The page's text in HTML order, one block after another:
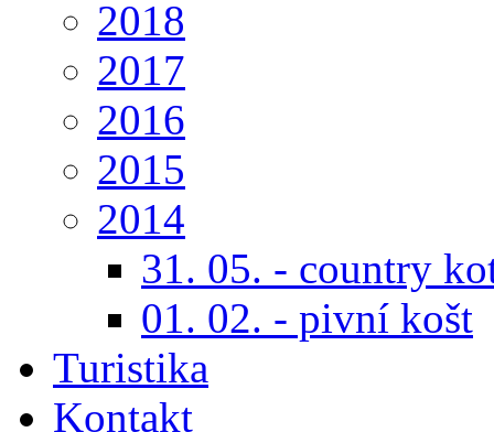
2018
2017
2016
2015
2014
31. 05. - country
01. 02. - pivní košt
Turistika
Kontakt